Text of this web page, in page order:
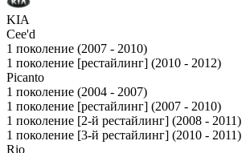
KIA
Cee'd
1 поколение (2007 - 2010)
1 поколение [рестайлинг] (2010 - 2012)
Picanto
1 поколение (2004 - 2007)
1 поколение [рестайлинг] (2007 - 2010)
1 поколение [2-й рестайлинг] (2008 - 2011)
1 поколение [3-й рестайлинг] (2010 - 2011)
Rio